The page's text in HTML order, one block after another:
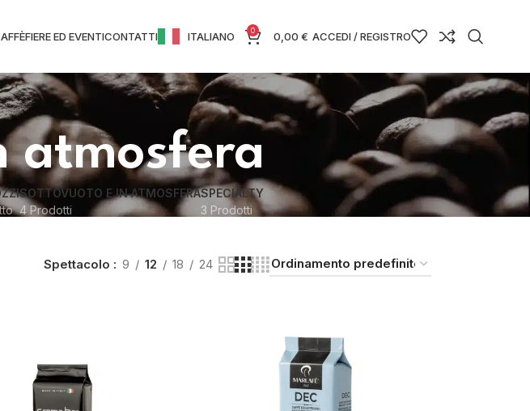
FIERE ED EVENTICONTATTI ITALIANO 0 0,00 € ACCEDI / REGISTRO
atmosfera
SOTTOVUOTO E IN ATMOSFERA
4 Prodotti
SPECIALTY
3 Prodotti
Spettacolo 9 12 18 24